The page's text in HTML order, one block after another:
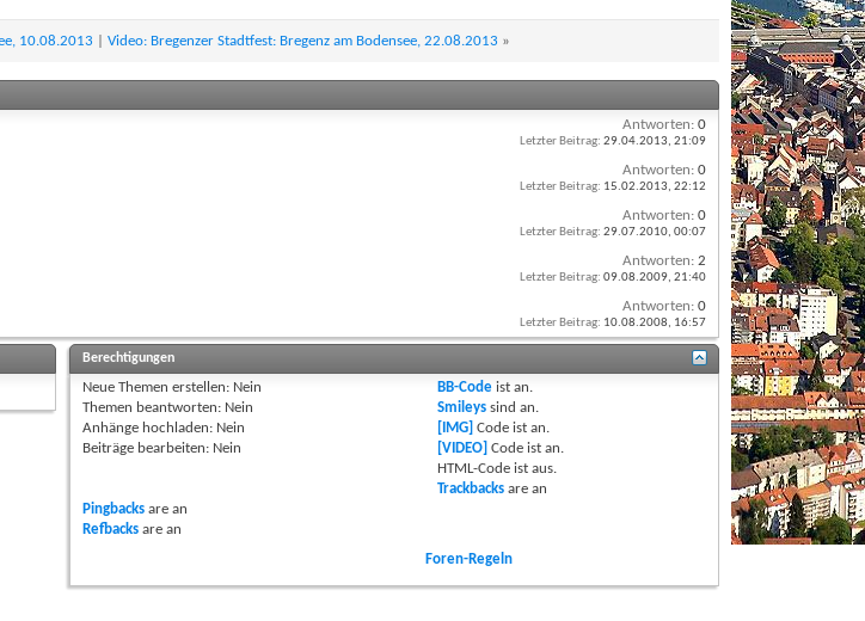
10.08.2013 Video: Bregenzer Stadtfest: Bregenz am Bodensee, 22.08.2013 »
Antworten: 0
Letzter Beitrag: 29.04.2013, 21:09
Antworten: 0
Letzter Beitrag: 15.02.2013, 22:12
Antworten: 0
Letzter Beitrag: 29.07.2010, 00:07
Antworten: 2
Letzter Beitrag: 09.08.2009, 21:40
Antworten: 0
Letzter Beitrag: 10.08.2008, 16:57
Berechtigungen
Neue Themen erstellen: Nein
Themen beantworten: Nein
Anhänge hochladen: Nein
Beiträge bearbeiten: Nein
BB-Code istan.
Smileys sindan.
[IMG] Code istan.
[VIDEO] Code istan.
HTML-Code istaus.
Trackbacks arean
Pingbacksare an
Refbacksare an
Foren-Regeln